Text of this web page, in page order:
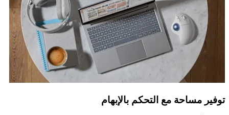
توفير مساحة مع التحكم بالإبهام